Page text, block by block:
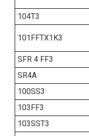
104T3
101FFTX1K3
SFR 4 FF3
SR4A
100SS3
103FF3
103SST3